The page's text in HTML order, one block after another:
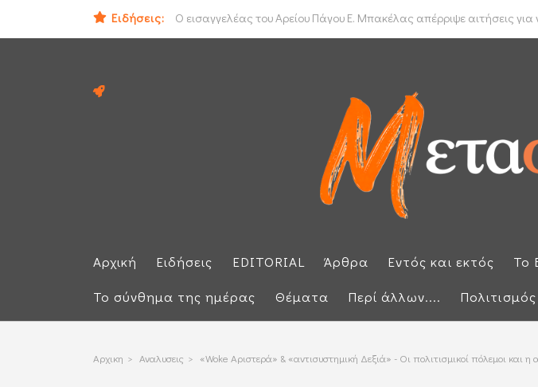
Ειδήσεις:
Ο εισαγγελέας του Αρείου Πάγου Ε. Μπακέλας απέρριψε αιτήσεις
ΟΟΣΑ: Στην τελευταία θέση η Ελλάδα για το πραγματικό διαθέσιμο
Αρχική Ειδήσεις EDITORIAL Άρθρα Εντός και εκτός Το
Το σύνθημα της ημέρας
Θέματα Περί άλλων.... Πολιτισμός
Αρχικη > Αναλυσεις > «Woke Αριστερά» & «αντισυστημική Δεξιά» - Οι πολιτισμικοί πόλεμοι και